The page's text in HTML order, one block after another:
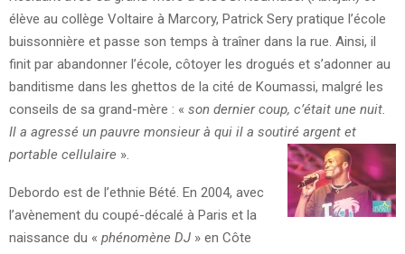
élève au collège Voltaire à Marcory, Patrick Sery pratique l’école
buissonnière et passe son temps à traîner dans la rue. Ainsi, il
finit par abandonner l’école, côtoyer les drogués et s’adonner au
banditisme dans les ghettos de la cité de Koumassi, malgré les
conseils de sa grand-mère : « son dernier coup, c’était une nuit.
Il a agressé un pauvre monsieur à qui il a soutiré argent et
portable cellulaire ».
Debordo est de l’ethnie Bété. En 2004, avec
l’avènement du coupé-décalé à Paris et la
naissance du « phénomène DJ » en Côte